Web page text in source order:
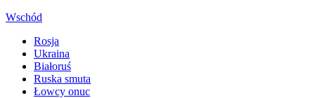
Wschód
Rosja
Ukraina
Białoruś
Ruska smuta
Łowcy onuc